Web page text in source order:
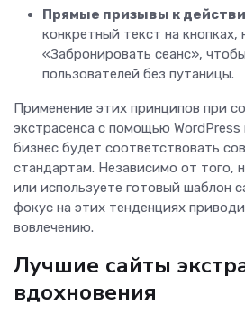
Прямые призывы к
конкретный текст на кнопках,
«Забронировать сеанс»,
пользователей без путаницы.
Применение этих принципов при
экстрасенса с помощью WordPress
бизнес будет соответствовать
стандартам. Независимо от того,
или используете готовый шаблон
фокус на этих тенденциях
вовлечению.
Лучшие сайты
вдохновения